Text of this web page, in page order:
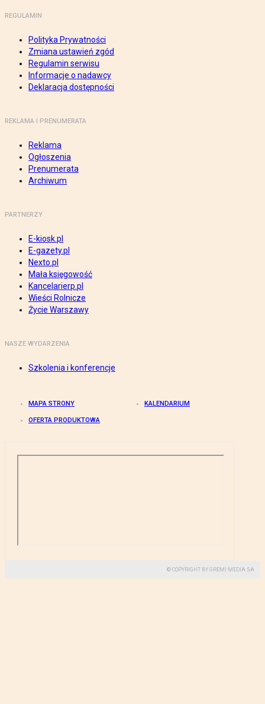
REGULAMIN
Polityka Prywatności
Zmiana ustawień zgód
Regulamin serwisu
Informacje o nadawcy
Deklaracja dostępności
REKLAMA I PRENUMERATA
Reklama
Ogłoszenia
Prenumerata
Archiwum
PARTNERZY
E-kiosk.pl
E-gazety.pl
Nexto.pl
Mała księgowość
Kancelarierp.pl
Wieści Rolnicze
Życie Warszawy
NASZE WYDARZENIA
Szkolenia i konferencje
MAPA STRONY KALENDARIUM
OFERTA PRODUKTOWA
© COPYRIGHT BY GREMI MEDIA SA